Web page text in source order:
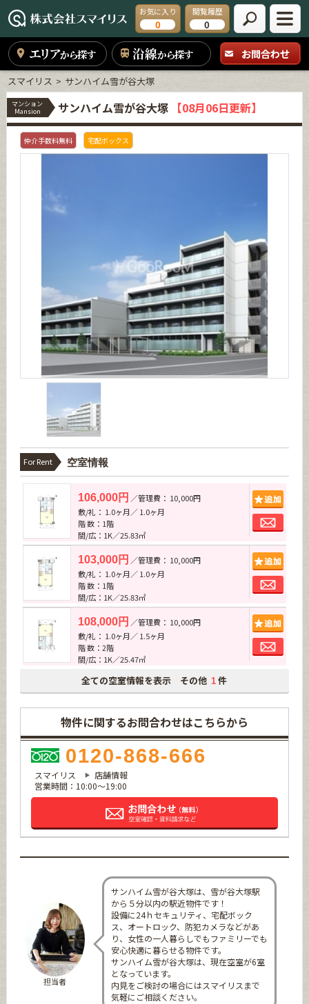
お気に入り
0
閲覧履歴
0
エリアから探す 沿線から探す お問合わせ
スマイリス サンハイム雪が谷大塚
マンション
Mansion
サンハイム雪が谷大塚 【08月06日更新】
仲介手数料無料 宅配ボックス
For Rent 空室情報
106,000円 ／管理費： 10,000円
敷/礼： 1.0ヶ月／ 1.0ヶ月
階 数：1階
間/広：1K／25.83㎡
103,000円 ／管理費： 10,000円
敷/礼： 1.0ヶ月／ 1.0ヶ月
階 数：1階
間/広：1K／25.83㎡
108,000円 ／管理費： 10,000円
敷/礼： 1.0ヶ月／ 1.5ヶ月
階 数：2階
間/広：1K／25.47㎡
全ての空室情報を表示 その他 1 件
物件に関するお問合わせはこちらから
0120-868-666
スマイリス
店舗情報
営業時間：10:00～19:00
担当者
サンハイム雪が谷大塚は、雪が谷大塚駅
から５分以内の駅近物件です！
設備に24ｈセキュリティ、宅配ボック
ス、オートロック、防犯カメラなどがあ
り、女性の一人暮らしでもファミリーでも
安心快適に暮らせる物件です。
サンハイム雪が谷大塚は、現在空室が6室
となっています。
内見をご検討の場合にはスマイリスまで
気軽にご相談ください。